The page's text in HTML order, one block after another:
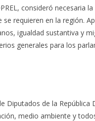
consideró necesaria
requieren en la región.
igualdad sustantiva y
generales para los
Diputados de la
medio ambiente y